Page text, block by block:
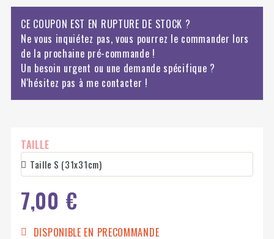
CE COUPON EST EN RUPTURE DE STOCK ?
Ne vous inquiétez pas, vous pourrez le commander lors
de la prochaine pré-commande !
Un besoin urgent ou une demande spécifique ?
N'hésitez pas à me contacter !
TAILLE
7,00 €
DISPONIBLE EN PRECOMMANDE